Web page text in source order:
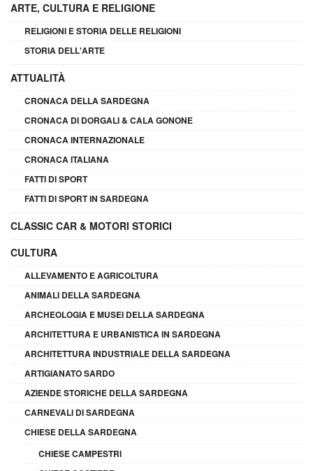
ARTE, CULTURA E RELIGIONE
RELIGIONI E STORIA DELLE RELIGIONI
STORIA DELL'ARTE
ATTUALITÀ
CRONACA DELLA SARDEGNA
CRONACA DI DORGALI & CALA GONONE
CRONACA INTERNAZIONALE
CRONACA ITALIANA
FATTI DI SPORT
FATTI DI SPORT IN SARDEGNA
CLASSIC CAR & MOTORI STORICI
CULTURA
ALLEVAMENTO E AGRICOLTURA
ANIMALI DELLA SARDEGNA
ARCHEOLOGIA E MUSEI DELLA SARDEGNA
ARCHITETTURA E URBANISTICA IN SARDEGNA
ARCHITETTURA INDUSTRIALE DELLA SARDEGNA
ARTIGIANATO SARDO
AZIENDE STORICHE DELLA SARDEGNA
CARNEVALI DI SARDEGNA
CHIESE DELLA SARDEGNA
CHIESE CAMPESTRI